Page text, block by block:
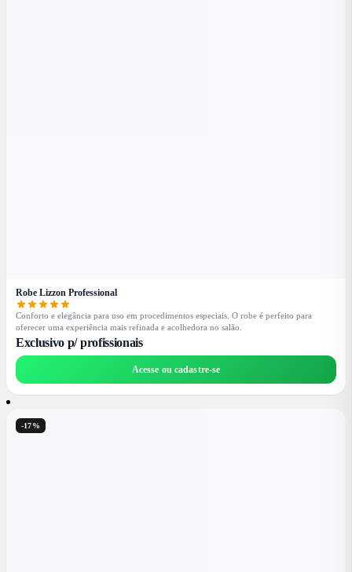
Robe Lizzon Professional
Conforto e elegância para uso em procedimentos especiais. O robe é perfeito para
oferecer uma experiência mais refinada e acolhedora no salão.
Exclusivo p/ profissionais
Acesse ou cadastre-se
-17%